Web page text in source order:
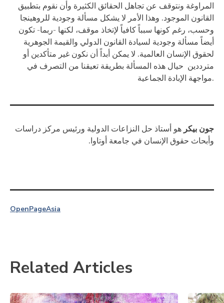
المراوغة ونتوقف عن تجاهل الحقائق الكثيرة وأن نقوم بتطبيق
القانون الموجود. وهذا الأمر لا يشكل مسألة وجودية للروهينجا
وحسب، رغم كونها سبباً كافياً لإتخاذ موقف، لكنها -ربما- تكون
أيضاً مسألة وجودية لسيادة القانون الدولي والقيمة الجوهرية
لحقوق الإنسان العالمية. لا يمكن أبداً أن نكون غير متأكدين أو
مترددين حيال هذه المسألة بطريقة تعيقنا من التصرف في
مواجهة الإبادة الجماعية.
جون بيكر هو أستاذ حل النزاعات الدولية ورئيس مركز دراسات
وأبحاث حقوق الإنسان في جامعة أوتاوا.
OpenPageAsia
Related Articles